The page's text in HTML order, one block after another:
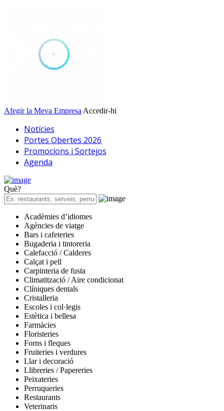
Afegir la Meva Empresa Accedir-hi
Notícies
Portes Obertes 2026
Promocions i Sortejos
Agenda
Què?
Acadèmies d’idiomes
Agències de viatge
Bars i cafeteries
Bugaderia i tintoreria
Calefacció / Calderes
Calçat i pell
Carpinteria de fusta
Climatització / Aire condicionat
Clíniques dentals
Cristalleria
Escoles i col·legis
Estètica i bellesa
Farmàcies
Floristeries
Forns i fleques
Fruiteries i verdures
Llar i decoració
Llibreries / Papereries
Peixateries
Perruqueries
Restaurants
Veterinaris